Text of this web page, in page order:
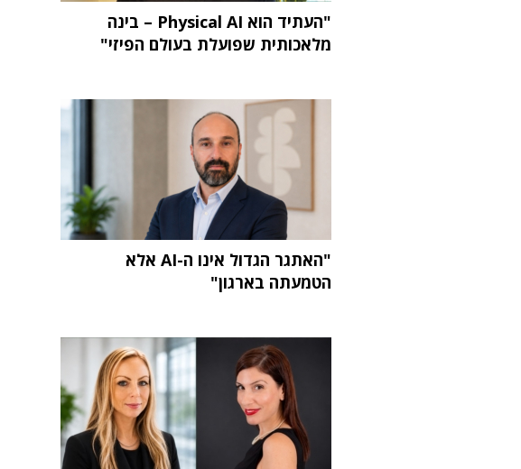
"העתיד הוא Physical AI – בינה
מלאכותית שפועלת בעולם הפיזי"
"האתגר הגדול אינו ה-AI אלא
הטמעתה בארגון"